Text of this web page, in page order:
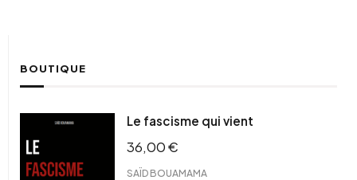
BOUTIQUE
Le fascisme qui vient
36,00€
SAÏD BOUAMAMA